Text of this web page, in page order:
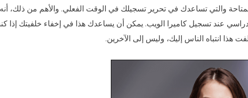
والتي تساعدك في تحرير تسجيلك في الوقت الفعلي. والأهم من ذلك، أنه
عند تسجيل كاميرا الويب. يمكن أن يساعدك هذا في إخفاء خلفيتك إذا
هذا انتباه الناس إليك، وليس إلى الآخرين.